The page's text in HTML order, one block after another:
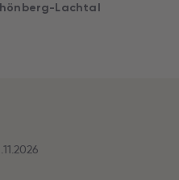
Lachtal